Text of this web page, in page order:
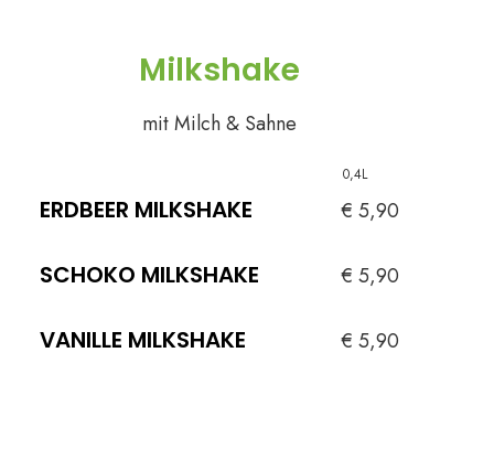
Milkshake
mit Milch & Sahne
0,4L
ERDBEER MILKSHAKE € 5,90
SCHOKO MILKSHAKE € 5,90
VANILLE MILKSHAKE € 5,90